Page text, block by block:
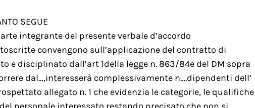
SEGUE
integrante del presente verbale d’accordo
convengono sull’applicazione del contratto di
e disciplinato dall’art 1della legge n. 863/84e del DM sopra
dal…,interesserà complessivamente n….dipendenti dell’
allegato n. 1 che evidenzia le categorie, le qualifiche